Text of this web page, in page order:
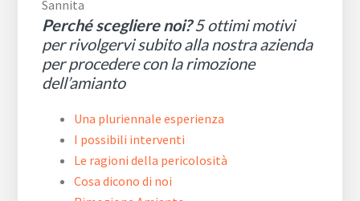
Perché scegliere noi?5 ottimi motivi
per rivolgervi subito alla nostra azienda
per procedere con la rimozione
dell’amianto
Una pluriennale esperienza
I possibili interventi
Le ragioni della pericolosità
Cosa dicono di noi